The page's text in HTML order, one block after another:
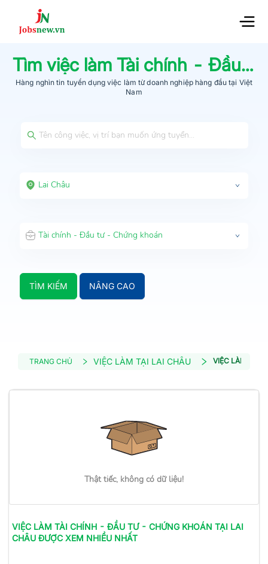
Tìm việc làmTài chính - Đầu tư - Chứng khoán
Hàng nghìn tin tuyển dụng việc làm từdoanh nghiệp hàng đầu tại Việt
Nam
Lai Châu
Tài chính - Đầu tư - Chứng khoán
TÌM KIẾM NÂNG CAO
TRANG CHỦ VIỆC LÀM TẠI LAI CHÂU VIỆC LÀM TÀI
Thật tiếc, không có dữ liệu!
VIỆC LÀM TÀI CHÍNH - ĐẦU TƯ - CHỨNG KHOÁN TẠI LAI
CHÂU ĐƯỢC XEM NHIỀU NHẤT